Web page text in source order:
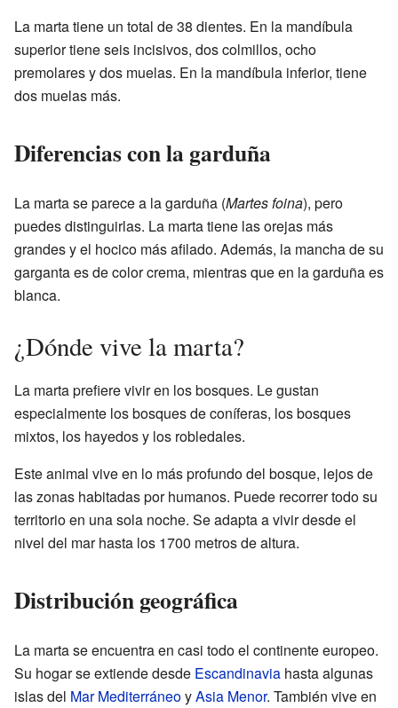
La marta tiene un total de 38 dientes. En la mandíbula
superior tiene seis incisivos, dos colmillos, ocho
premolares y dos muelas. En la mandíbula inferior, tiene
dos muelas más.
Diferencias con la garduña
La marta se parece a la garduña (Martes foina), pero
puedes distinguirlas. La marta tiene las orejas más
grandes y el hocico más afilado. Además, la mancha de su
garganta es de color crema, mientras que en la garduña es
blanca.
¿Dónde vive la marta?
La marta prefiere vivir en los bosques. Le gustan
especialmente los bosques de coníferas, los bosques
mixtos, los hayedos y los robledales.
Este animal vive en lo más profundo del bosque, lejos de
las zonas habitadas por humanos. Puede recorrer todo su
territorio en una sola noche. Se adapta a vivir desde el
nivel del mar hasta los 1700 metros de altura.
Distribución geográfica
La marta se encuentra en casi todo el continente europeo.
Su hogar se extiende desde Escandinavia hasta algunas
islas del Mar MediterráneoyAsia Menor. También vive en